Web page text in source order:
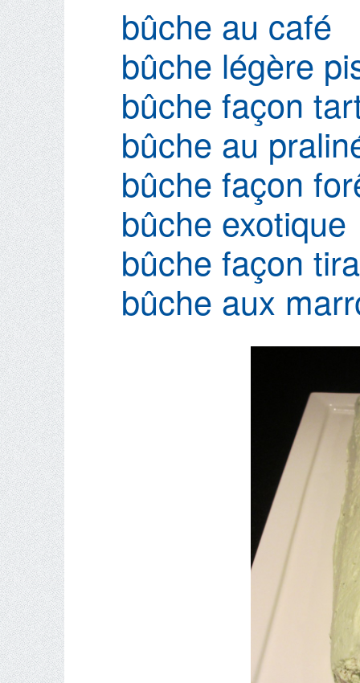
bûche au café
bûche légère
bûche façon
bûche au
bûche façon
bûche exotique
bûche façon
bûche aux